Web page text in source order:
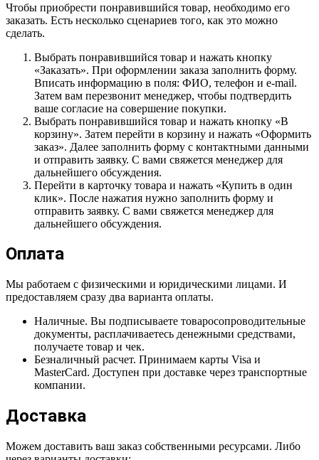
Чтобы приобрести понравившийся товар, необходимо его
заказать. Есть несколько сценариев того, как это можно
сделать.
Выбрать понравившийся товар и нажать кнопку
«Заказать». При оформлении заказа заполнить форму.
Вписать информацию в поля: ФИО, телефон и e-mail.
Затем вам перезвонит менеджер, чтобы подтвердить
ваше согласие на совершение покупки.
Выбрать понравившийся товар и нажать кнопку «В
корзину». Затем перейти в корзину и нажать «Оформить
заказ». Далее заполнить форму с контактными данными
и отправить заявку. С вами свяжется менеджер для
дальнейшего обсуждения.
Перейти в карточку товара и нажать «Купить в один
клик». После нажатия нужно заполнить форму и
отправить заявку. С вами свяжется менеджер для
дальнейшего обсуждения.
Оплата
Мы работаем с физическими и юридическими лицами. И
предоставляем сразу два варианта оплаты.
Наличные. Вы подписываете товаросопроводительные
документы, расплачиваетесь денежными средствами,
получаете товар и чек.
Безналичный расчет. Принимаем карты Visa и
MasterCard. Доступен при доставке через транспортные
компании.
Доставка
Можем доставить ваш заказ собственными ресурсами. Либо